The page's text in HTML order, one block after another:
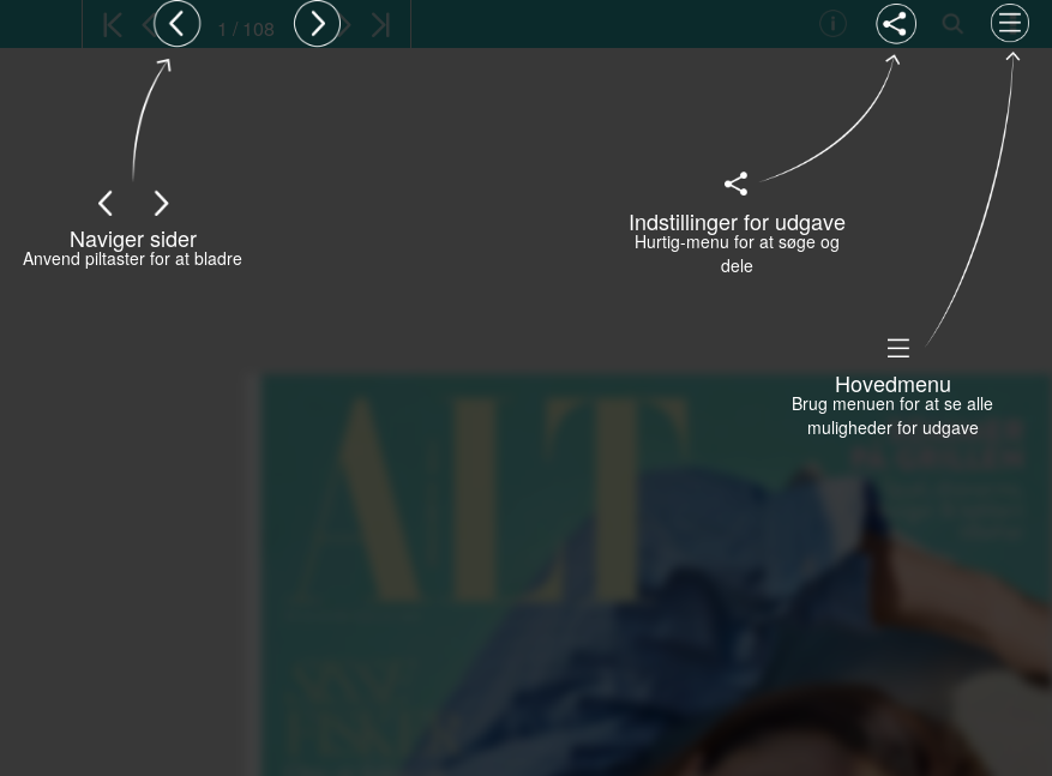
Hovedmenu
Brug menuen for at se alle
muligheder for udgave
Naviger sider
Anvend piltaster for at bladre
Indstillinger for udgave
Hurtig-menu for at søge og
dele
1 / 108